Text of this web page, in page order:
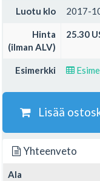
Luotu klo 2017-
Hinta
(ilman ALV)
25.30
Esimerkki
Lisää
Yhteenveto
Ala